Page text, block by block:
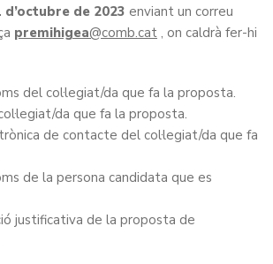
de 2023 enviant un correu
premihigea
, on caldrà fer-hi
del col·legiat/da que fa la proposta.
da que fa la proposta.
de contacte del col·legiat/da que fa
de la persona candidata que es
justificativa de la proposta de